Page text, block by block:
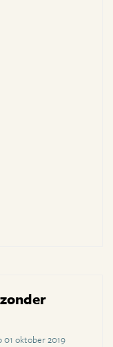
01 oktober 2019